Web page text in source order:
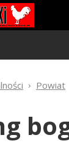
Powiat